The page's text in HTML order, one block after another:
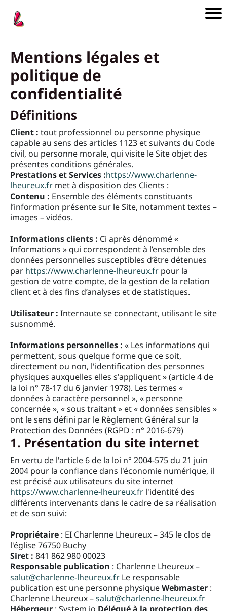
Mentions légales et
politique de
confidentialité
Définitions
Client : tout professionnel ou personne physique
capable au sens des articles 1123 et suivants du Code
civil, ou personne morale, qui visite le Site objet des
présentes conditions générales.
Prestations et Services :https://www.charlenne-
lheureux.fr met à disposition des Clients :
Contenu : Ensemble des éléments constituants
l’information présente sur le Site, notamment textes –
images – vidéos.
Informations clients : Ci après dénommé «
Informations » qui correspondent à l’ensemble des
données personnelles susceptibles d’être détenues
par https://www.charlenne-lheureux.fr pour la
gestion de votre compte, de la gestion de la relation
client et à des fins d’analyses et de statistiques.
Utilisateur : Internaute se connectant, utilisant le site
susnommé.
Informations personnelles : « Les informations qui
permettent, sous quelque forme que ce soit,
directement ou non, l'identification des personnes
physiques auxquelles elles s'appliquent » (article 4 de
la loi n° 78-17 du 6 janvier 1978). Les termes «
données à caractère personnel », « personne
concernée », « sous traitant » et « données sensibles »
ont le sens défini par le Règlement Général sur la
Protection des Données (RGPD : n° 2016-679)
1. Présentation du site internet
En vertu de l'article 6 de la loi n° 2004-575 du 21 juin
2004 pour la confiance dans l'économie numérique, il
est précisé aux utilisateurs du site internet
https://www.charlenne-lheureux.fr l'identité des
différents intervenants dans le cadre de sa réalisation
et de son suivi:
Propriétaire : EI Charlenne Lheureux – 345 le clos de
l'église 76750 Buchy
Siret : 841 862 980 00023
Responsable publication : Charlenne Lheureux –
salut@charlenne-lheureux.fr Le responsable
publication est une personne physiqueWebmaster :
Charlenne Lheureux –salut@charlenne-lheureux.fr